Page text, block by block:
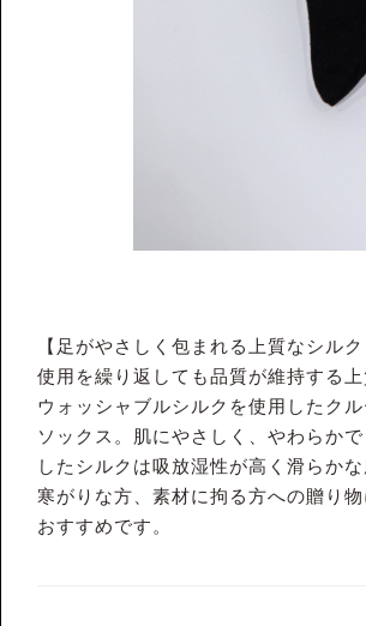
【足がやさしく包まれる上質なシルク
使用を繰り返しても品質が維持する上
ウォッシャブルシルクを使用したクル
ソックス。肌にやさしく、やわらかで
したシルクは吸放湿性が高く滑らかな
寒がりな方、素材に拘る方への贈り物
おすすめです。